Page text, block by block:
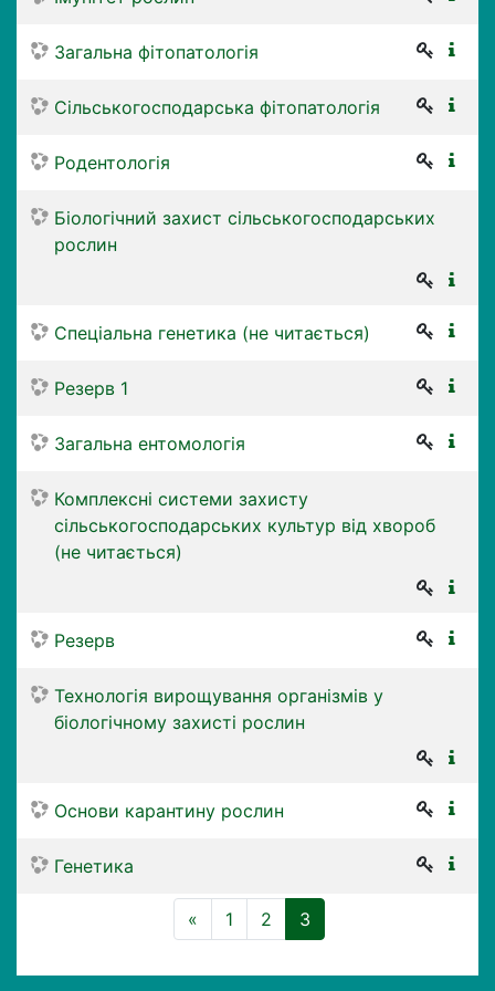
Загальна фітопатологія
Сільськогосподарська фітопатологія
Родентологія
Біологічний захист сільськогосподарських
рослин
Спеціальна генетика (не читається)
Резерв 1
Загальна ентомологія
Комплексні системи захисту
сільськогосподарських культур від хвороб
(не читається)
Резерв
Технологія вирощування організмів у
біологічному захисті рослин
Основи карантину рослин
Генетика
« Назад
1 2 3